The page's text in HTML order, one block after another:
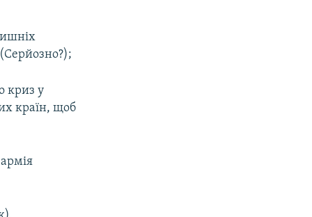
криз у
країн, щоб